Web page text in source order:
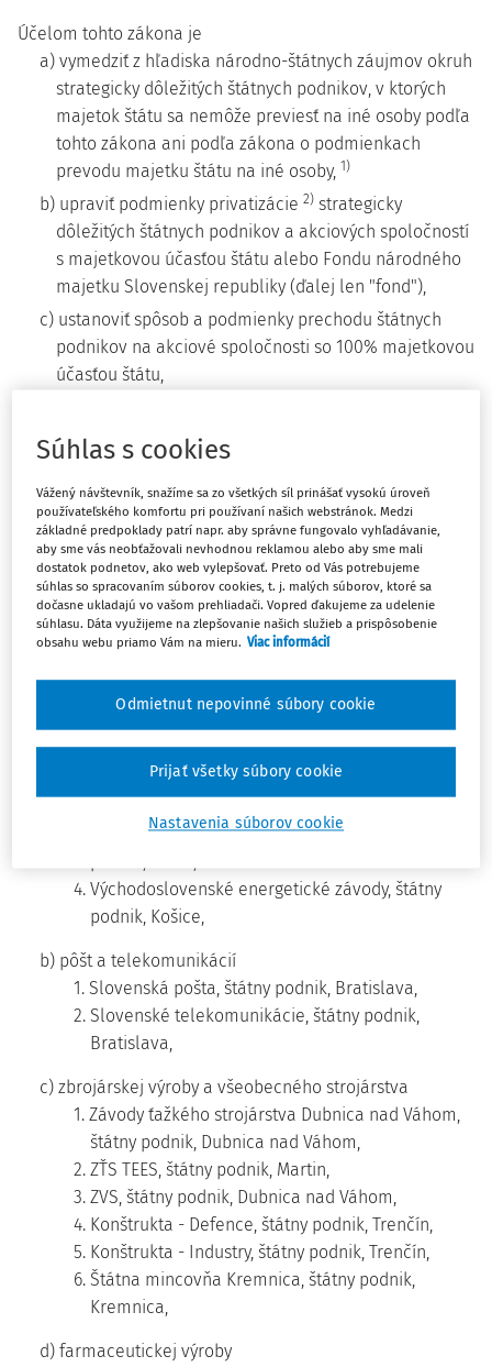
Účelom tohto zákona je
a) vymedziť z hľadiska národno-štátnych záujmov okruh
strategicky dôležitých štátnych podnikov, v ktorých
majetok štátu sa nemôže previesť na iné osoby podľa
tohto zákona ani podľa zákona o podmienkach
prevodu majetku štátu na iné osoby, 1)
b) upraviť podmienky privatizácie 2) strategicky
dôležitých štátnych podnikov a akciových spoločností
s majetkovou účasťou štátu alebo Fondu národného
majetku Slovenskej republiky (ďalej len "fond"),
c) ustanoviť spôsob a podmienky prechodu štátnych
podnikov na akciové spoločnosti so 100% majetkovou
účasťou štátu,
záujmov štátu v tých akciových spoločnostiach, v
ktorých má fond alebo štát významnú majetkovú
účasť.
§ 2
(1) Predmetom privatizácie podľa zákona o podmienkach
prevodu majetku štátu na iné osoby1)nemôže byť majetok
a) plynárenstva a energetiky
1. Slovenský plynárenský priemysel, štátny podnik,
Bratislava,
2. Západoslovenské energetické závody, štátny
3. Stredoslovenské energetické závody, štátny
4. Východoslovenské energetické závody, štátny
podnik, Košice,
b) pôšt a telekomunikácií
1. Slovenská pošta, štátny podnik, Bratislava,
2. Slovenské telekomunikácie, štátny podnik,
Bratislava,
c) zbrojárskej výroby a všeobecného strojárstva
1. Závody ťažkého strojárstva Dubnica nad Váhom,
štátny podnik, Dubnica nad Váhom,
2. ZŤS TEES, štátny podnik, Martin,
3. ZVS, štátny podnik, Dubnica nad Váhom,
4. Konštrukta - Defence, štátny podnik, Trenčín,
5. Konštrukta - Industry, štátny podnik, Trenčín,
6. Štátna mincovňa Kremnica, štátny podnik,
Kremnica,
d) farmaceutickej výroby
Súhlas s cookies
Vážený návštevník, snažíme sa zo všetkých síl prinášať vysokú úroveň
používateľského komfortu pri používaní našich webstránok. Medzi
základné predpoklady patrí napr. aby správne fungovalo vyhľadávanie,
aby sme vás neobťažovali nevhodnou reklamou alebo aby sme mali
dostatok podnetov, ako web vylepšovať. Preto od Vás potrebujeme
súhlas so spracovaním súborov cookies, t. j. malých súborov, ktoré sa
dočasne ukladajú vo vašom prehliadači. Vopred ďakujeme za udelenie
súhlasu. Dáta využijeme na zlepšovanie našich služieb a prispôsobenie
obsahu webu priamo Vám na mieru. Viac informácií
Nastavenia súborov cookie
Odmietnut nepovinné súbory cookie
Prijať všetky súbory cookie